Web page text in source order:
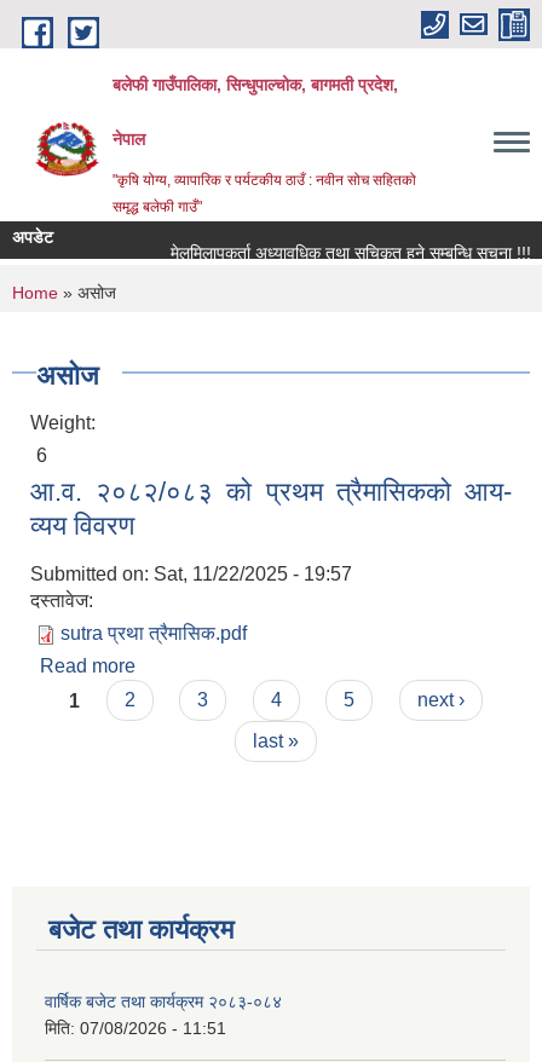
Skip to main content
बलेफी गाउँपालिका, सिन्धुपाल्चोक, बागमती प्रदेश,
नेपाल
"कृषि योग्य, व्यापारिक र पर्यटकीय ठाउँ : नवीन सोच सहितको
समृद्ध बलेफी गाउँ"
अपडेट
मेलमिलापकर्ता अध्यावधिक तथा सूचिकृत हुने सम्बन्धि सूचना !!!
You are here
Home » असोज
असोज
Weight:
6
आ.व. २०८२/०८३ को प्रथम त्रैमासिकको आय-
व्यय विवरण
Submitted on: Sat, 11/22/2025 - 19:57
दस्तावेज:
sutra प्रथा त्रैमासिक.pdf
Read more
विवरण
Pages
1 2 3 4 5
next ›
last »
बजेट तथा कार्यक्रम
वार्षिक बजेट तथा कार्यक्रम २०८३-०८४
मिति: 07/08/2026 - 11:51